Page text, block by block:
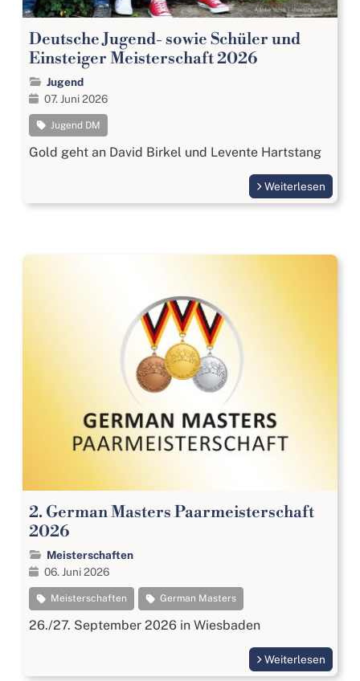
Deutsche Jugend- sowie Schüler und
Einsteiger Meisterschaft 2026
Jugend
07. Juni 2026
Jugend DM
Gold geht an David Birkel und Levente Hartstang
Weiterlesen
2. German Masters Paarmeisterschaft
2026
Meisterschaften
06. Juni 2026
Meisterschaften German Masters
26./27. September 2026 in Wiesbaden
Weiterlesen